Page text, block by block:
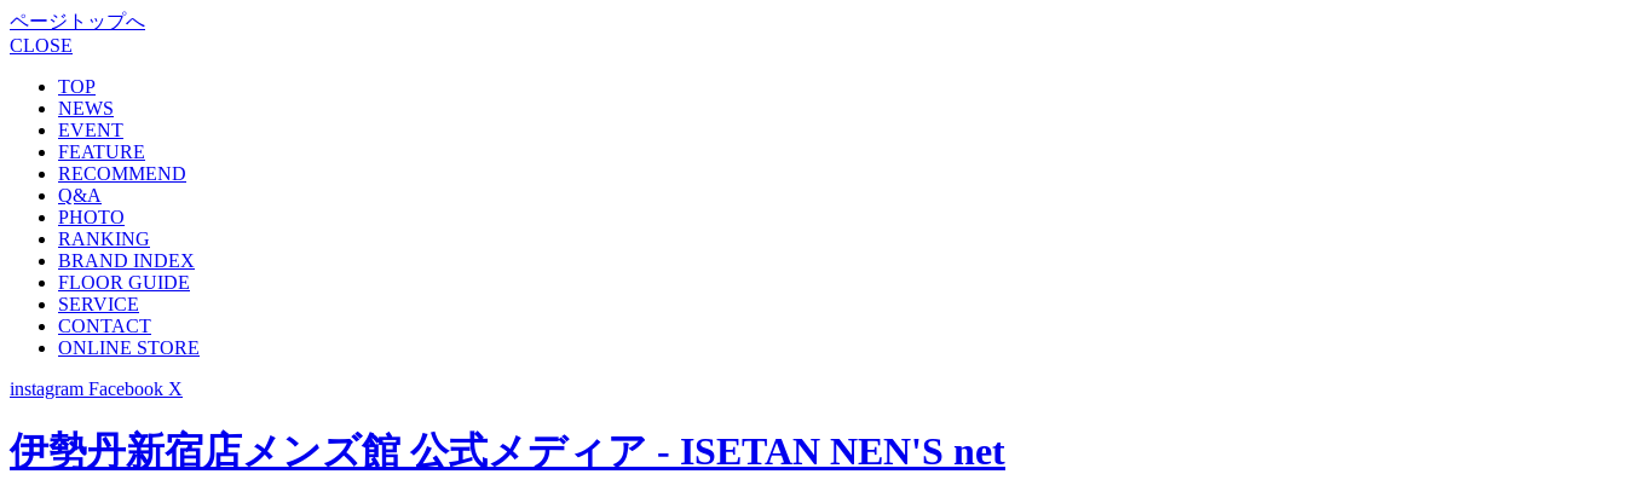
ページトップへ
CLOSE
TOP
NEWS
EVENT
FEATURE
RECOMMEND
Q&A
PHOTO
RANKING
BRAND INDEX
FLOOR GUIDE
SERVICE
CONTACT
ONLINE STORE
instagram Facebook X
伊勢丹新宿店メンズ館 公式メディア - ISETAN NEN'S net